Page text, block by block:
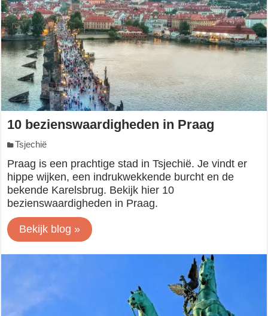
10 bezienswaardigheden in Praag
Tsjechië
Praag is een prachtige stad in Tsjechië. Je vindt er
hippe wijken, een indrukwekkende burcht en de
bekende Karelsbrug. Bekijk hier 10
bezienswaardigheden in Praag.
Bekijk blog »